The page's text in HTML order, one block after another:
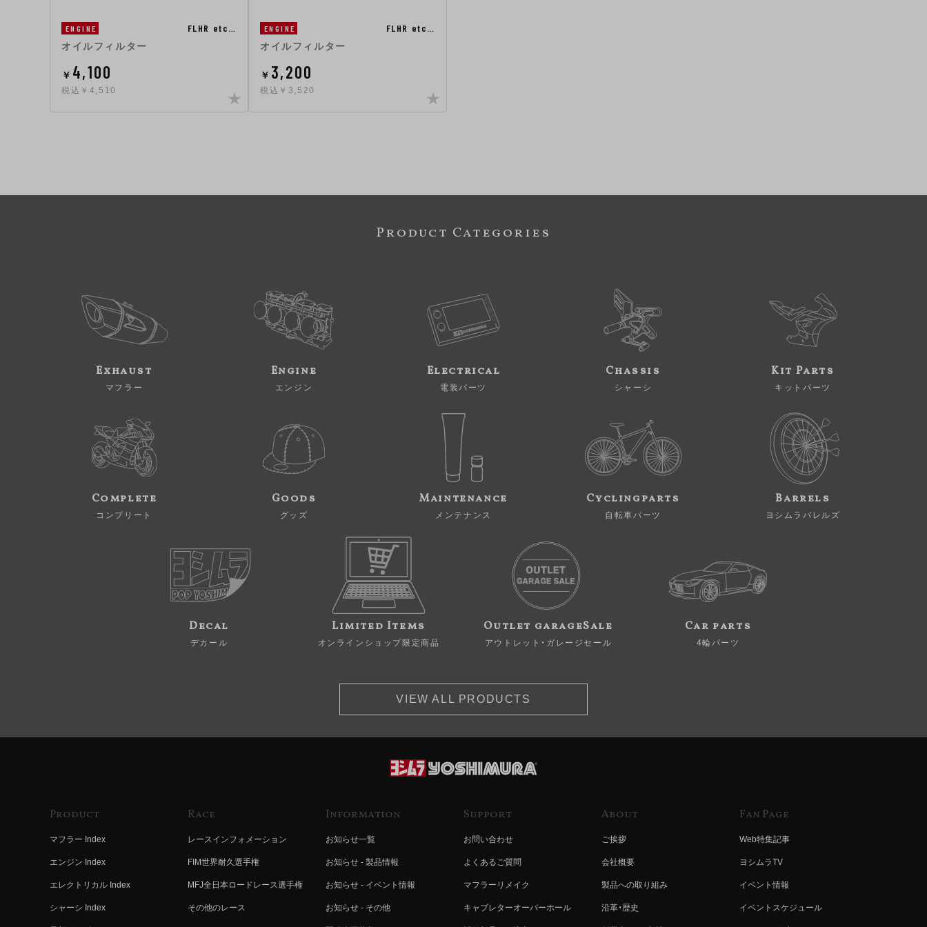
ENGINE FLHR etc…
オイルフィルター
￥ 4,100
税込￥4,510
ENGINE FLHR etc…
オイルフィルター
￥ 3,200
税込￥3,520
Product Categories
Exhaust
マフラー
Engine
エンジン
Electrical
電装パーツ
Chassis
シャーシ
Kit Parts
キットパーツ
Complete
コンプリート
Goods
グッズ
Maintenance
メンテナンス
Cyclingparts
自転車パーツ
Barrels
ヨシムラバレルズ
Decal
デカール
Limited Items
オンラインショップ限定商品
Outlet garageSale
アウトレット・ガレージセール
Car parts
4輪パーツ
VIEW ALL PRODUCTS
Product
マフラー Index
エンジン Index
エレクトリカル Index
シャーシ Index
Race
レースインフォメーション
FIM世界耐久選手権
MFJ全日本ロードレース選手権
その他のレース
Information
お知らせ一覧
お知らせ - 製品情報
お知らせ - イベント情報
お知らせ - その他
Support
お問い合わせ
よくあるご質問
マフラーリメイク
キャブレターオーバーホール
About
ご挨拶
会社概要
製品への取り組み
沿革・歴史
Fan Page
Web特集記事
ヨシムラTV
イベント情報
イベントスケジュール